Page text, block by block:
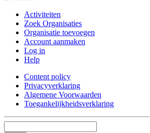
Activiteiten
Zoek Organisaties
Organisatie toevoegen
Account aanmaken
Log in
Help
Content policy
Privacyverklaring
Algemene Voorwaarden
Toegankelijkheidsverklaring